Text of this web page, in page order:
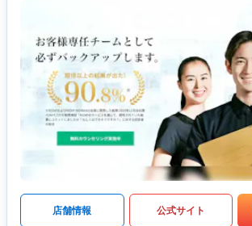
店舗情報 公式サイト